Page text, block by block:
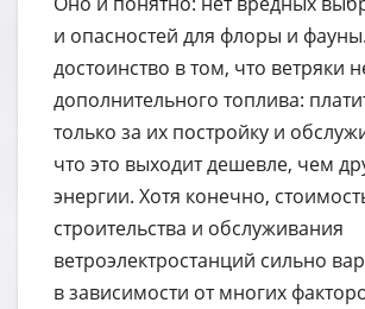
и опасностей для флоры и
достоинство в том, что ветряки
дополнительного топлива:
только за их постройку и
что это выходит дешевле, чем
энергии. Хотя конечно,
строительства и обслуживания
ветроэлектростанций сильно
в зависимости от многих